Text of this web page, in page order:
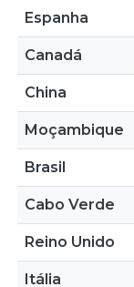
Espanha
Canadá
China
Moçambique
Brasil
Cabo Verde
Reino Unido
Itália